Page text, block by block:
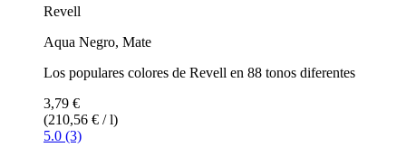
Revell
Aqua Negro, Mate
Los populares colores de Revell en 88 tonos diferentes
3,79 €
(210,56 € / l)
5.0 (3)